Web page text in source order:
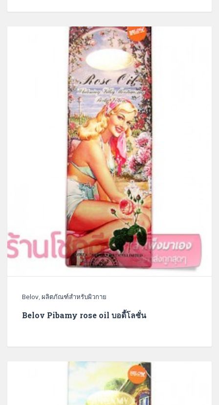
Belov ผลิตภัณฑ์สำหรับผิวกาย
Belov Pibamy rose oil บอดี้โลชั่น